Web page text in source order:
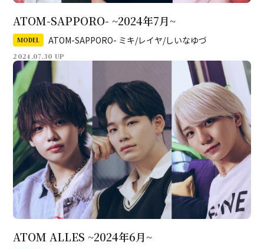
ATOM-SAPPORO- ~2024年7月~
MODEL ATOM-SAPPORO- ミキ/レイヤ/しいなゆづ
2024.07.30 UP
ATOM ALLES ~2024年6月~